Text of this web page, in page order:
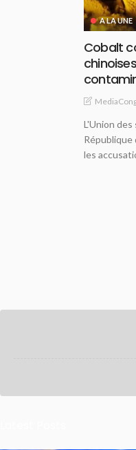
A LA UNE
Cobalt
L'Union
les